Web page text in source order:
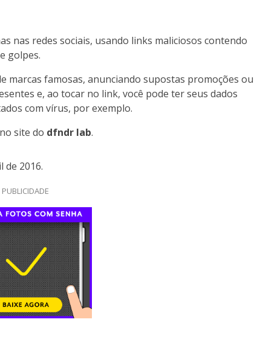
nas redes sociais, usando links maliciosos contendo
golpes.
marcas famosas, anunciando supostas promoções ou
e, ao tocar no link, você pode ter seus dados
com vírus, por exemplo.
no site do dfndr lab.
de 2016.
PUBLICIDADE